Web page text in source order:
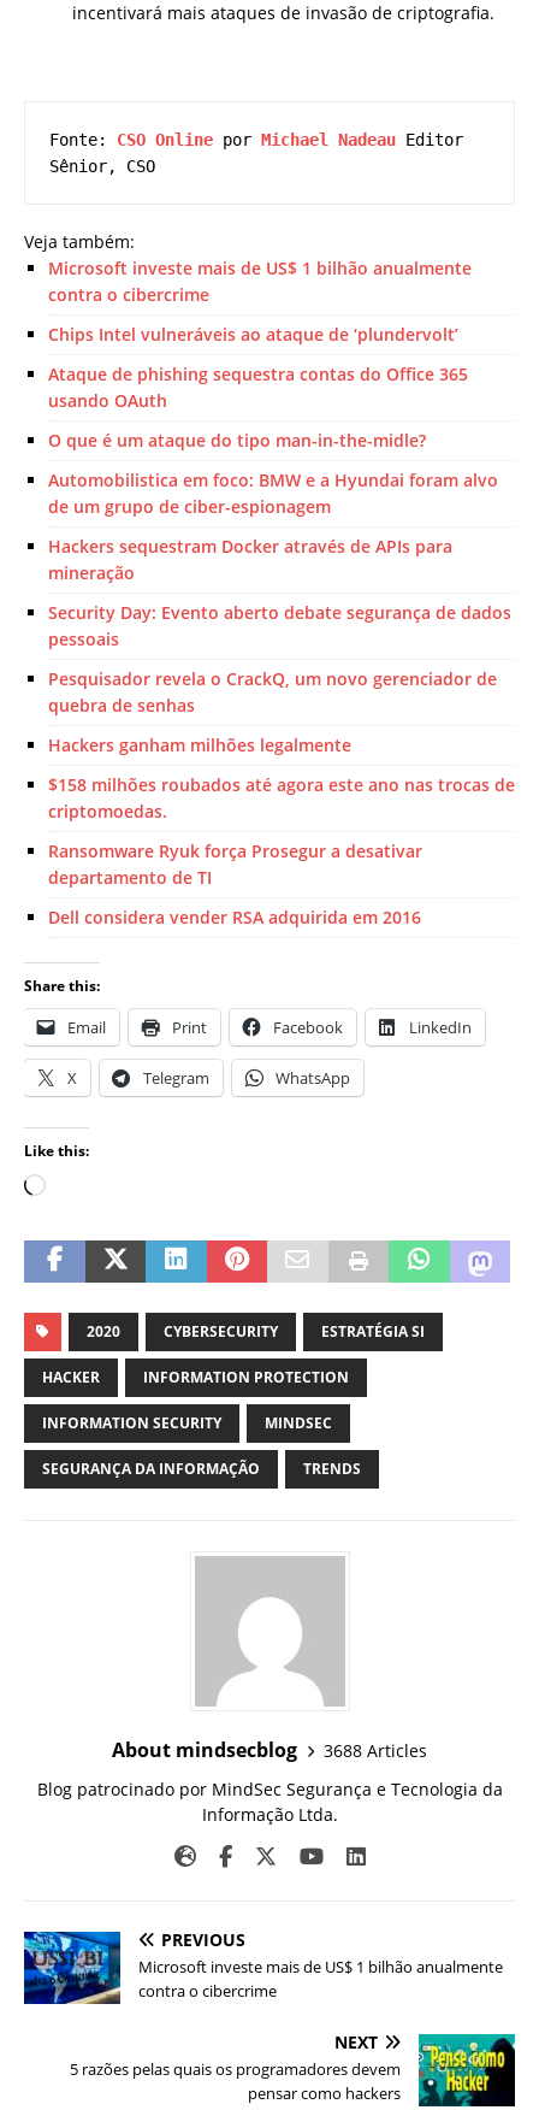
incentivará mais ataques de invasão de criptografia.
Fonte: CSO Online por Michael Nadeau Editor
Sênior, CSO
Veja também:
Microsoft investe mais de US$ 1 bilhão anualmente
contra o cibercrime
Chips Intel vulneráveis ​​ao ataque de ‘plundervolt’
Ataque de phishing sequestra contas do Office 365
usando OAuth
O que é um ataque do tipo man-in-the-midle?
Automobilistica em foco: BMW e a Hyundai foram alvo
de um grupo de ciber-espionagem
Hackers sequestram Docker através de APIs para
mineração
Security Day: Evento aberto debate segurança de dados
pessoais
Pesquisador revela o CrackQ, um novo gerenciador de
quebra de senhas
Hackers ganham milhões legalmente
$158 milhões roubados até agora este ano nas trocas de
criptomoedas.
Ransomware Ryuk força Prosegur a desativar
departamento de TI
Dell considera vender RSA adquirida em 2016
Share this:
Email Print Facebook LinkedIn
X Telegram WhatsApp
Like this:
2020 CYBERSECURITY ESTRATÉGIA SI
HACKER INFORMATION PROTECTION
INFORMATION SECURITY MINDSEC
SEGURANÇA DA INFORMAÇÃO TRENDS
About mindsecblog
3688 Articles
Blog patrocinado por MindSec Segurança e Tecnologia da
Informação Ltda.
PREVIOUS
Microsoft investe mais de US$ 1 bilhão anualmente
contra o cibercrime
NEXT
5 razões pelas quais os programadores devem
pensar como hackers